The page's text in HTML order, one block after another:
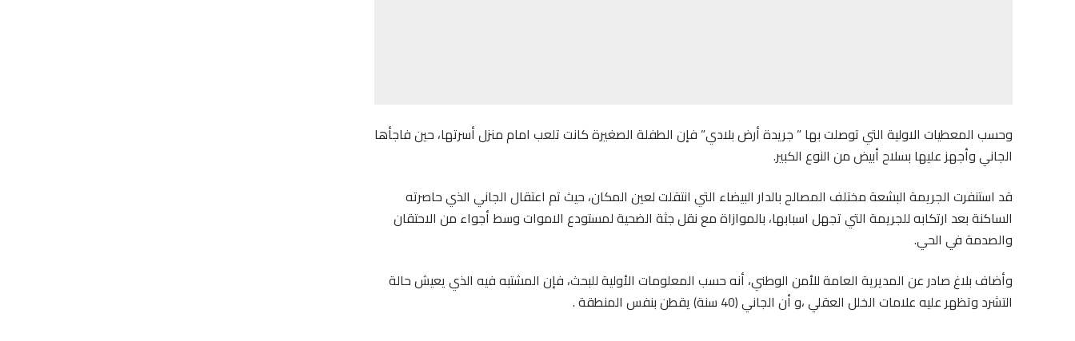
وحسب المعطيات الاولية التي توصلت بها ” جريدة أرض بلادي” فإن الطفلة الصغيرة كانت تلعب امام منزل أسرتها، حين فاجأها
الجاني وأجهز عليها بسلاح أبيض من النوع الكبير.
قد استنفرت الجريمة البشعة مختلف المصالح بالدار البيضاء التي انتقلت لعين المكان، حيث تم اعتقال الجاني الذي حاصرته
الساكنة بعد ارتكابه للجريمة التي تجهل اسبابها، بالموازاة مع نقل جثة الضحية لمستودع الاموات وسط أجواء من الاحتقان
والصدمة في الحي.
وأضاف بلاغ صادر عن المديرية العامة للأمن الوطني، أنه حسب المعلومات الأولية للبحث، فإن المشتبه فيه الذي يعيش حالة
التشرد وتظهر عليه علامات الخلل العقلي ،وأن الجاني (40 سنة) يقطن بنفس المنطقة .